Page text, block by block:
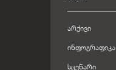
ᲐᲠᲥᲘᲕᲘ
ᲘᲜᲤᲝᲒᲠᲐᲤᲘᲙᲐ
ᲡᲪᲔᲜᲐᲠᲘ